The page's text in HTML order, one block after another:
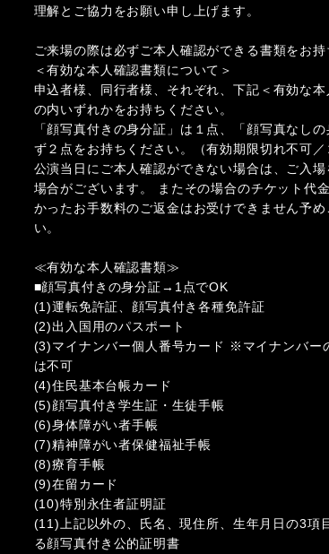
理解とご協力をお願い申し上げます。
ご来場の際は必ずご本人確認ができる書類をお持
＜有効な本人確認書類について＞
申込者様、同行者様、それぞれ、下記＜有効な本
の内いずれかをお持ちください。
「顔写真付きの身分証」は１点、「顔写真なし
ず２点をお持ちください。（有効期限切れ不可／
公演当日にご本人確認ができない場合は、ご入場
場合がございます。 またその場合のチケット代
かったお手数料のご返金はお受けできません予め
い。
≪有効な本人確認書類≫
■顔写真付きの身分証→1点でOK
(1)運転免許証、顔写真付き各種免許証
(2)出入国用のパスポート
(3)マイナンバー個人番号カード ※マイナンバー
は不可
(4)住民基本台帳カード
(5)顔写真付き学生証・生徒手帳
(6)身体障がい者手帳
(7)精神障がい者保健福祉手帳
(8)療育手帳
(9)在留カード
(10)特別永住者証明証
(11)上記以外の、氏名、現住所、生年月日の3項
る顔写真付き公的証明書